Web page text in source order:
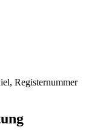
Registernummer